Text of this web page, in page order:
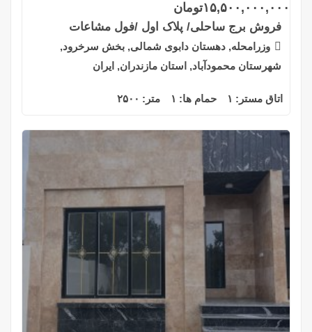
۱۵,۵۰۰,۰۰۰,۰۰۰تومان
فروش برج ساحلی/ پلاک اول /فول مشاعات
وزرامحله, دهستان دابوی شمالی, بخش سرخرود,
شهرستان محمودآباد, استان مازندران, ایران
اتاق مستر: ۱ حمام ها: ۱ متر: ۲۵۰۰